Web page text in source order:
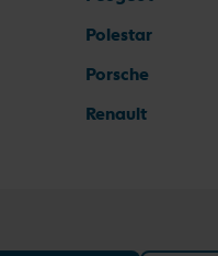
Polestar
Porsche
Renault